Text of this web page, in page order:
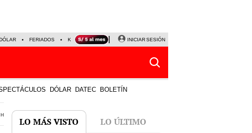
FERIADOS KEIKO FUJIMORI NALDY SALDAÑA
INICIAR SESIÓN
DÓLAR DATEC BOLETÍN
LO MÁS VISTO LO ÚLTIMO